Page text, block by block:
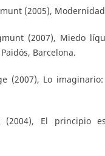
(2005),
(2007), Miedo
Barcelona.
(2007), Lo
(2004), El principio